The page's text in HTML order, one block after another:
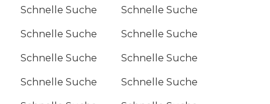
Schnelle Suche Schnelle Suche
Schnelle Suche Schnelle Suche
Schnelle Suche Schnelle Suche
Schnelle Suche Schnelle Suche